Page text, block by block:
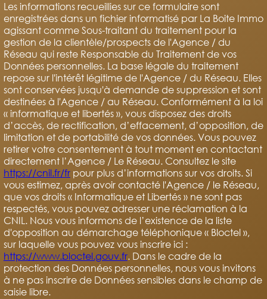
Les informations recueillies sur ce formulaire sont
enregistrées dans un fichier informatisé par La Boite Immo
agissant comme Sous-traitant du traitement pour la
gestion de la clientèle/prospects de l'Agence / du
Réseau qui reste Responsable du Traitement de vos
Données personnelles. La base légale du traitement
repose sur l'intérêt légitime de l'Agence / du Réseau. Elles
sont conservées jusqu'à demande de suppression et sont
destinées à l'Agence / au Réseau. Conformément à la loi
« informatique et libertés », vous disposez des droits
d’accès, de rectification, d’effacement, d’opposition, de
limitation et de portabilité de vos données. Vous pouvez
retirer votre consentement à tout moment en contactant
directement l’Agence / Le Réseau. Consultez le site
https://cnil.fr/frpour plus d’informations sur vos droits. Si
vous estimez, après avoir contacté l'Agence / le Réseau,
que vos droits « Informatique et Libertés » ne sont pas
respectés, vous pouvez adresser une réclamation à la
CNIL. Nous vous informons de l’existence de la liste
d'opposition au démarchage téléphonique « Bloctel »,
sur laquelle vous pouvez vous inscrire ici :
https://www.bloctel.gouv.fr. Dans le cadre de la
protection des Données personnelles, nous vous invitons
à ne pas inscrire de Données sensibles dans le champ de
saisie libre.